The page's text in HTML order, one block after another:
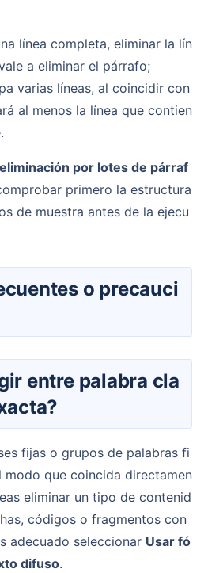
línea completa, eliminar la lín
a eliminar el párrafo;
varias líneas, al coincidir con
al menos la línea que contien
eliminación por lotes de párraf
primero la estructura
de muestra antes de la ejecu
modo que coincida directamen
eliminar un tipo de contenid
códigos o fragmentos con
adecuado seleccionar Usar fó
difuso.